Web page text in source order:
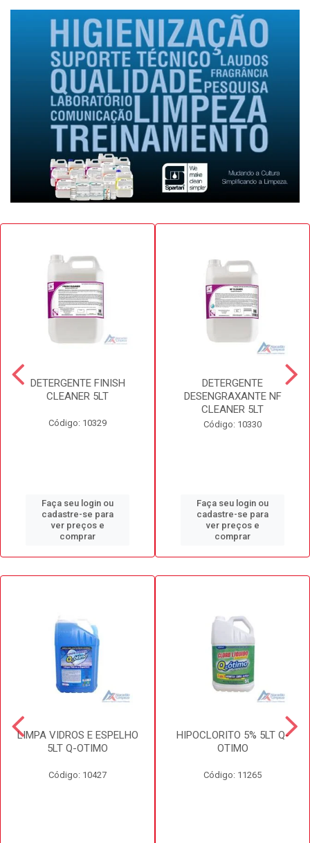
DETERGENTE FINISH
CLEANER 5LT
Código: 10329
Faça seu login ou
cadastre-se para
ver preços e
comprar
DETERGENTE
DESENGRAXANTE NF
CLEANER 5LT
Código: 10330
Faça seu login ou
cadastre-se para
ver preços e
comprar
LIMPA VIDROS E ESPELHO
5LT Q-OTIMO
Código: 10427
HIPOCLORITO 5% 5LT Q-
OTIMO
Código: 11265